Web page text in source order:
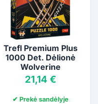
Trefl Premium Plus
1000 Det. Dėlionė
Wolverine
21,14 €
✔ Prekė sandėlyje